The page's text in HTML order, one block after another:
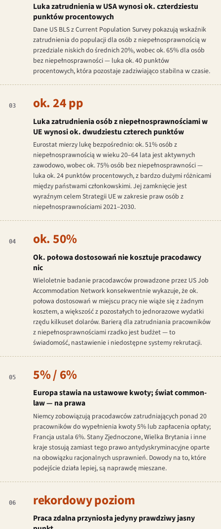
Luka zatrudnienia w USA wynosi ok. czterdziestu
punktów procentowych
Dane US BLS z Current Population Survey pokazują wskaźnik
zatrudnienia do populacji dla osób z niepełnosprawnością w
przedziale niskich do średnich 20%, wobec ok. 65% dla osób
bez niepełnosprawności — luka ok. 40 punktów
procentowych, która pozostaje zadziwiająco stabilna w czasie.
03 ok. 24 pp
Luka zatrudnienia osób z niepełnosprawnościami w
UE wynosi ok. dwudziestu czterech punktów
Eurostat mierzy lukę bezpośrednio: ok. 51% osób z
niepełnosprawnością w wieku 20–64 lata jest aktywnych
zawodowo, wobec ok. 75% osób bez niepełnosprawności —
luka ok. 24 punktów procentowych, z bardzo dużymi różnicami
między państwami członkowskimi. Jej zamknięcie jest
wyraźnym celem Strategii UE w zakresie praw osób z
niepełnosprawnościami 2021–2030.
04 ok. 50%
Ok. połowa dostosowań nie kosztuje pracodawcy
nic
Wieloletnie badanie pracodawców prowadzone przez US Job
Accommodation Network konsekwentnie wykazuje, że ok.
połowa dostosowań w miejscu pracy nie wiąże się z żadnym
kosztem, a większość z pozostałych to jednorazowe wydatki
rzędu kilkuset dolarów. Barierą dla zatrudniania pracowników
z niepełnosprawnościami rzadko jest budżet — to
świadomość, nastawienie i niedostępne systemy rekrutacji.
05 5% / 6%
Europa stawia na ustawowe kwoty; świat common-
law — na prawa
Niemcy zobowiązują pracodawców zatrudniających ponad 20
pracowników do wypełnienia kwoty 5% lub zapłacenia opłaty;
Francja ustala 6%. Stany Zjednoczone, Wielka Brytania i inne
kraje stosują zamiast tego prawo antydyskryminacyjne oparte
na obowiązku racjonalnych usprawnień. Dowody na to, które
podejście działa lepiej, są naprawdę mieszane.
06 rekordowy poziom
Praca zdalna przyniosła jedyny prawdziwy jasny